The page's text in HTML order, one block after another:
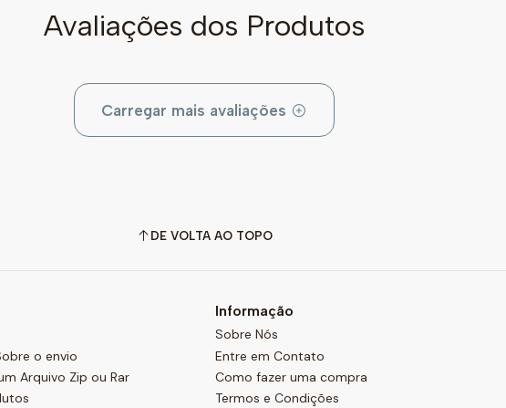
Avaliações dos Produtos
Carregar mais avaliações
DE VOLTA AO TOPO
o envio
Arquivo Zip ou Rar
Informação
Sobre Nós
Entre em Contato
Como fazer uma compra
Termos e Condições